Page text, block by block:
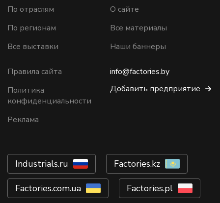
По отраслям
По регионам
Все выставки
О сайте
Все материалы
Наши баннеры
Правила сайта
Политика
конфиденциальности
Реклама
info@factories.by
Добавить предприятие
Industrials.ru Factories.kz
Factories.com.ua Factories.pl